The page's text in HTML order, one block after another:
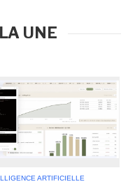
UNE
ARTIFICIELLE